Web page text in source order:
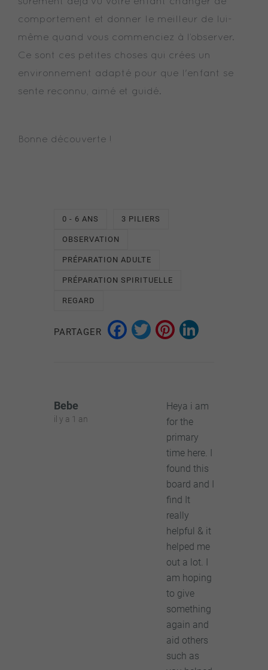
comportement et donner le meilleur de lui-
même quand vous commenciez à l’observer.
Ce sont ces petites choses qui crées un
environnement adapté pour que l'enfant se
sente reconnu, aimé et guidé.
Bonne découverte !
0 - 6 ANS 3 PILIERS
OBSERVATION
PRÉPARATION ADULTE
PRÉPARATION SPIRITUELLE
REGARD
PARTAGER Facebook
Twitter
Pinterest
Bebe
il y a 1 an
Heya i am
for the
primary
time here. I
found this
board and I
find It
really
helpful & it
helped me
out a lot. I
am hoping
to give
something
again and
aid others
such as